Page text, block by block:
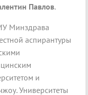
Павлов.
Минздрава
аспирантуры
и
Университеты